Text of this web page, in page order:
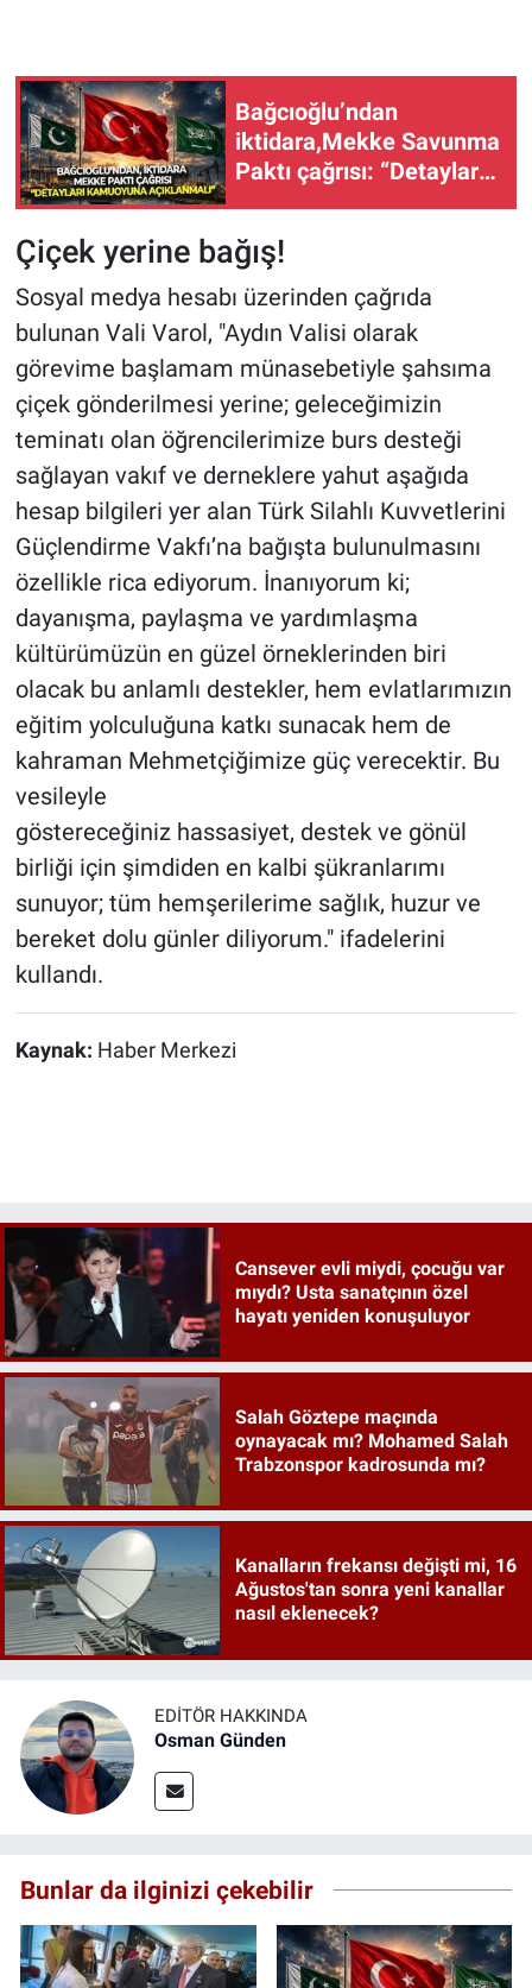
Bağcıoğlu’ndan
iktidara,Mekke Savunma
Paktı çağrısı: “Detayları
Çiçek yerine bağış!
Sosyal medya hesabı üzerinden çağrıda
bulunan Vali Varol, "Aydın Valisi olarak
görevime başlamam münasebetiyle şahsıma
çiçek gönderilmesi yerine; geleceğimizin
teminatı olan öğrencilerimize burs desteği
sağlayan vakıf ve derneklere yahut aşağıda
hesap bilgileri yer alan Türk Silahlı Kuvvetlerini
Güçlendirme Vakfı’na bağışta bulunulmasını
özellikle rica ediyorum. İnanıyorum ki;
dayanışma, paylaşma ve yardımlaşma
kültürümüzün en güzel örneklerinden biri
olacak bu anlamlı destekler, hem evlatlarımızın
eğitim yolculuğuna katkı sunacak hem de
kahraman Mehmetçiğimize güç verecektir. Bu
vesileyle
göstereceğiniz hassasiyet, destek ve gönül
birliği için şimdiden en kalbi şükranlarımı
sunuyor; tüm hemşerilerime sağlık, huzur ve
bereket dolu günler diliyorum." ifadelerini
kullandı.
Kaynak: Haber Merkezi
Cansever evli miydi, çocuğu var
mıydı? Usta sanatçının özel
hayatı yeniden konuşuluyor
Salah Göztepe maçında
oynayacak mı? Mohamed Salah
Trabzonspor kadrosunda mı?
Kanalların frekansı değişti mi, 16
Ağustos'tan sonra yeni kanallar
nasıl eklenecek?
EDITÖR HAKKINDA
Osman Günden
Bunlar da ilginizi çekebilir